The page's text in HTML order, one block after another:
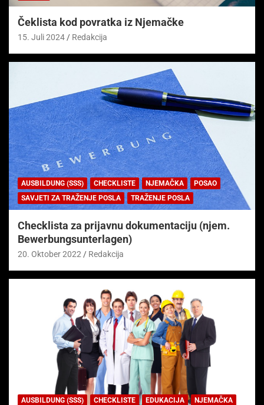
Čeklista kod povratka iz Njemačke
15. Juli 2024 Redakcija
AUSBILDUNG (SSS) CHECKLISTE NJEMAČKA
POSAO
SAVJETI ZA TRAŽENJE POSLA
TRAŽENJE POSLA
Checklista za prijavnu dokumentaciju (njem.
Bewerbungsunterlagen)
20. Oktober 2022 Redakcija
AUSBILDUNG (SSS) CHECKLISTE EDUKACIJA
NJEMAČKA